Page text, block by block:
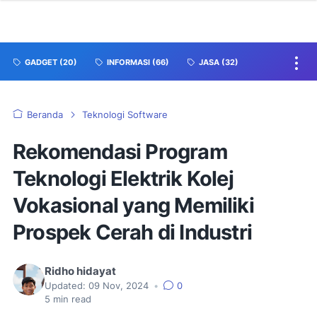
GADGET (20) INFORMASI (66) JASA (32)
Beranda Teknologi Software
Rekomendasi Program
Teknologi Elektrik Kolej
Vokasional yang Memiliki
Prospek Cerah di Industri
Ridho hidayat
Updated: 09 Nov, 2024 •
0
5 min read